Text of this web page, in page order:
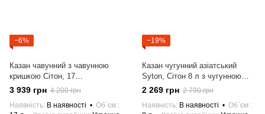
−6%
Казан чавунний з чавунною
кришкою Сітон, 17
літрів,азіатський.
3 939 грн 4 200 грн
Наявність В наявності
Об`єм
−19%
Казан чугунний азіатський
Syton, Сітон 8 л з чугунною
кришкою
2 269 грн 2 790 грн
Наявність В наявності
Об`єм